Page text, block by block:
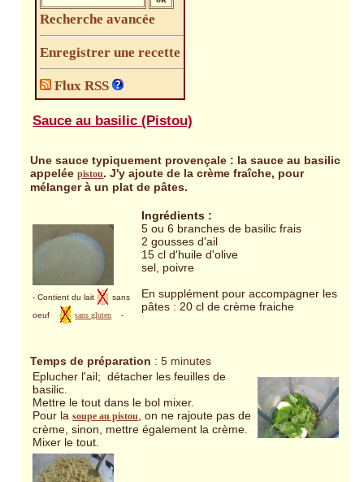
Recherche avancée
Enregistrer une recette
Flux RSS
Sauce au basilic (Pistou)
Une sauce typiquement provençale : la sauce au basilic
appeléepistou. J'y ajoute de la crème fraîche, pour
mélanger à un plat de pâtes.
- Contient du lait
sans
oeuf
sans gluten -
Ingrédients :
5 ou 6 branches de basilic frais
2 gousses d'ail
15 cl d'huile d'olive
sel, poivre
En supplément pour accompagner les
pâtes : 20 cl de crème fraiche
Temps de préparation : 5 minutes
Eplucher l'ail; détacher les feuilles de
basilic.
Mettre le tout dans le bol mixer.
Pour lasoupe au pistou , on ne rajoute pas de
crème, sinon, mettre également la crème.
Mixer le tout.